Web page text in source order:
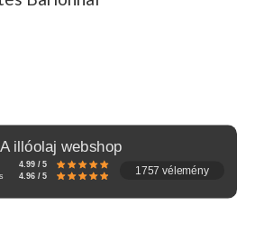
illóolaj webshop
4.99 / 5
4.96 / 5 1757 vélemény